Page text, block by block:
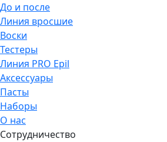
До и после
Линия вросшие
Воски
Тестеры
Линия PRO Epil
Аксессуары
Пасты
Наборы
О нас
Сотрудничество